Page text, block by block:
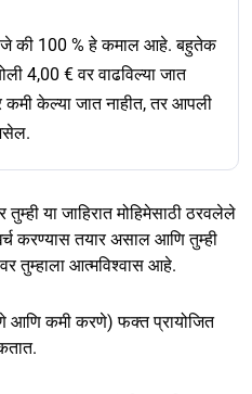
की 100 % हे कमाल आहे. बहुतेक
4,00 € वर वाढविल्या जात
कमी केल्या जात नाहीत, तर आपली
या जाहिरात मोहिमेसाठी ठरवलेले
करण्यास तयार असाल आणि तुम्ही
तुम्हाला आत्मविश्वास आहे.
आणि कमी करणे) फक्त प्रायोजित